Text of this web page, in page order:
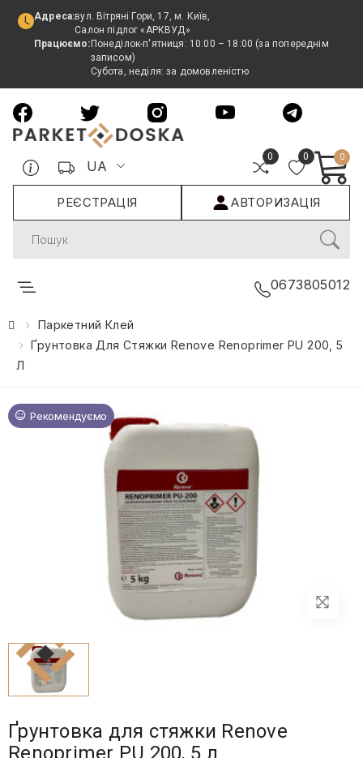
Адреса:вул. Вітряні Гори, 17, м. Київ,
Салон підлог «АРКВУД»
Працюємо: Понеділок-п'ятниця: 10:00 – 18:00 (за попереднім
записом)
Субота, неділя: за домовленістю
UA
0 0 0
РЕЄСТРАЦІЯ АВТОРИЗАЦІЯ
Search
0673805012
Паркетний Клей
Ґрунтовка Для Стяжки Renove Renoprimer PU 200, 5
Л
Рекомендуємо
Ґрунтовка для стяжки Renove
Renoprimer PU 200, 5 л